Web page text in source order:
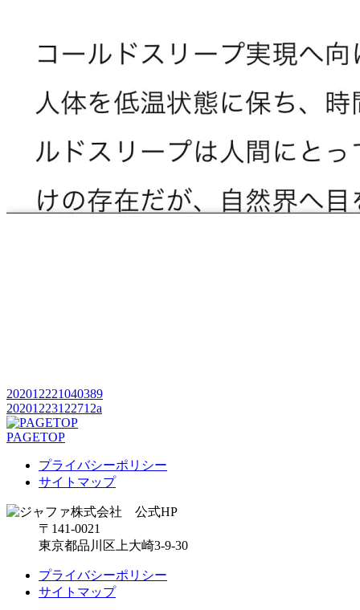
202012221040389
20201223122712a
PAGETOP
プライバシーポリシー
サイトマップ
〒141-0021
東京都品川区上大崎3-9-30
プライバシーポリシー
サイトマップ